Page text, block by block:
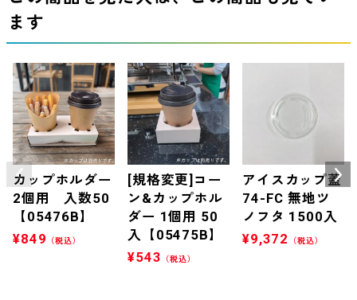
ます
カップホルダー
2個用 入数50
【05476B】
¥849 （税込）
[規格変更]コー
ン&カップホル
ダー 1個用 50
入【05475B】
¥543 （税込）
アイスカップ蓋
74-FC 無地ツ
ノフタ 1500入
¥9,372 （税込）